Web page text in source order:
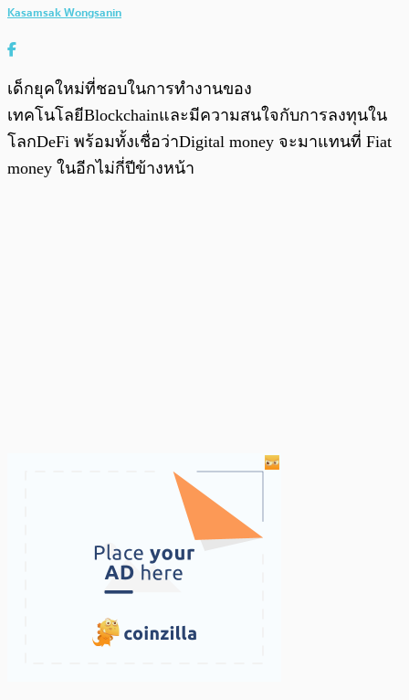
Kasamsak Wongsanin
เด็กยุคใหม่ที่ชอบในการทำงานของ
เทคโนโลยีBlockchainและมีความสนใจกับการลงทุนใน
โลกDeFi พร้อมทั้งเชื่อว่าDigital money จะมาแทนที่ Fiat
money ในอีกไม่กี่ปีข้างหน้า